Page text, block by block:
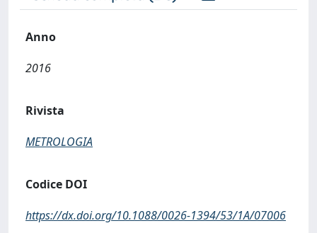
Anno
2016
Rivista
METROLOGIA
Codice DOI
https://dx.doi.org/10.1088/0026-1394/53/1A/07006